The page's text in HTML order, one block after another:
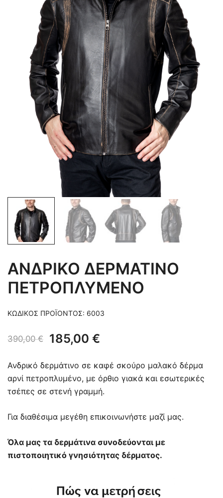
ΑΝΔΡΙΚΟ ΔΕΡΜΑΤΙΝΟ
ΠΕΤΡΟΠΛΥΜΕΝΟ
ΚΩΔΙΚΌΣ ΠΡΟΪΌΝΤΟΣ: 6003
390,00€
Original
price
was:
390,00 €.
185,00 €
τρέχουσα
τιμή
είναι:
185,00 €.
Ανδρικό δερμάτινο σε καφέ σκούρο μαλακό δέρμα
αρνί πετροπλυμένο, με όρθιο γιακά και εσωτερικές
τσέπες σε στενή γραμμή.
Για διαθέσιμα μεγέθη επικοινωνήστε μαζί μας.
Όλα μας τα δερμάτινα συνοδεύονται με
πιστοποιητικό γνησιότητας δέρματος.